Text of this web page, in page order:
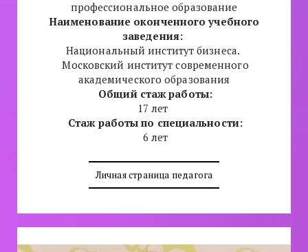
профессиональное образование
Наименование оконченного учебного
заведения:
Национальный институт бизнеса.
Московский институт современного
академического образования
Общий стаж работы:
17 лет
Стаж работы по специальности:
6 лет
Личная страница педагога